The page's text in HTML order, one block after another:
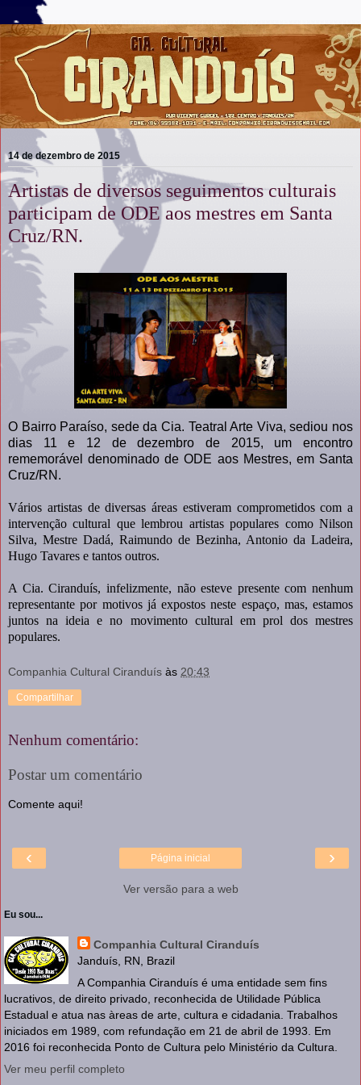
14 de dezembro de 2015
Artistas de diversos seguimentos culturais
participam de ODE aos mestres em Santa
Cruz/RN.
O Bairro Paraíso, sede da Cia. Teatral Arte Viva, sediou nos
dias 11 e 12 de dezembro de 2015, um encontro
rememorável denominado de ODE aos Mestres, em Santa
Cruz/RN.
Vários artistas de diversas áreas estiveram comprometidos com a
intervenção cultural que lembrou artistas populares como Nilson
Silva, Mestre Dadá, Raimundo de Bezinha, Antonio da Ladeira,
Hugo Tavares e tantos outros.
A Cia. Ciranduís, infelizmente, não esteve presente com nenhum
representante por motivos já expostos neste espaço, mas, estamos
juntos na ideia e no movimento cultural em prol dos mestres
populares.
Companhia Cultural Ciranduís às 20:43
Compartilhar
Nenhum comentário:
Postar um comentário
Comente aqui!
‹ ›
Página inicial
Ver versão para a web
Eu sou...
Companhia Cultural Ciranduís
Janduís, RN, Brazil
A Companhia Ciranduís é uma entidade sem fins
lucrativos, de direito privado, reconhecida de Utilidade Pública
Estadual e atua nas àreas de arte, cultura e cidadania. Trabalhos
iniciados em 1989, com refundação em 21 de abril de 1993. Em
2016 foi reconhecida Ponto de Cultura pelo Ministério da Cultura.
Ver meu perfil completo